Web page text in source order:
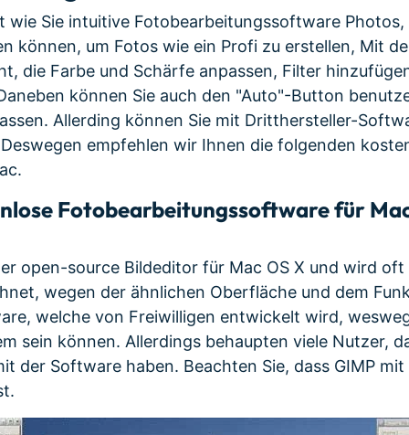
wie Sie intuitive Fotobearbeitungssoftware
können, um Fotos wie ein Profi zu erstellen, Mit
die Farbe und Schärfe anpassen, Filter
können Sie auch den "Auto"-Button
Allerding können Sie mit Dritthersteller-
empfehlen wir Ihnen die folgenden
Fotobearbeitungssoftware für
open-source Bildeditor für Mac OS X und wird oft
wegen der ähnlichen Oberfläche und dem
welche von Freiwilligen entwickelt wird,
sein können. Allerdings behaupten viele Nutzer,
der Software haben. Beachten Sie, dass GIMP mit